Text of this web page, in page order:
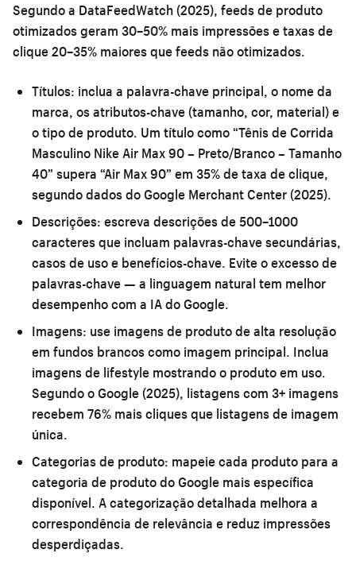
Segundo a DataFeedWatch (2025), feeds de produto
otimizados geram 30–50% mais impressões e taxas de
clique 20–35% maiores que feeds não otimizados.
Títulos: inclua a palavra-chave principal, o nome da
marca, os atributos-chave (tamanho, cor, material) e
o tipo de produto. Um título como “Tênis de Corrida
Masculino Nike Air Max 90 – Preto/Branco – Tamanho
40” supera “Air Max 90” em 35% de taxa de clique,
segundo dados do Google Merchant Center (2025).
Descrições: escreva descrições de 500–1000
caracteres que incluam palavras-chave secundárias,
casos de uso e benefícios-chave. Evite o excesso de
palavras-chave — a linguagem natural tem melhor
desempenho com a IA do Google.
Imagens: use imagens de produto de alta resolução
em fundos brancos como imagem principal. Inclua
imagens de lifestyle mostrando o produto em uso.
Segundo o Google (2025), listagens com 3+ imagens
recebem 76% mais cliques que listagens de imagem
única.
Categorias de produto: mapeie cada produto para a
categoria de produto do Google mais específica
disponível. A categorização detalhada melhora a
correspondência de relevância e reduz impressões
desperdiçadas.